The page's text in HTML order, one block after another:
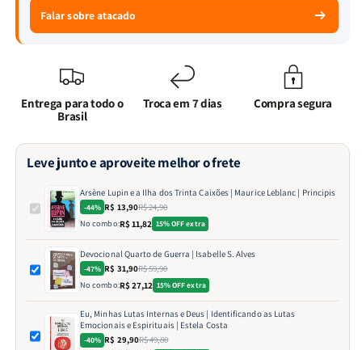
Falar sobre atacado
Entrega para todo o
Brasil
Troca em 7 dias Compra segura
Leve junto e aproveite melhor o frete
Arsène Lupin e a Ilha dos Trinta Caixões | Maurice Leblanc | Principis
-44% R$ 13,90R$ 24,90
No combo:R$ 11,82 15% OFF extra
Devocional Quarto de Guerra | Isabelle S. Alves
-47% R$ 31,90R$ 59,90
No combo:R$ 27,12 15% OFF extra
Eu, Minhas Lutas Internas e Deus | Identificando as Lutas
Emocionais e Espirituais | Estela Costa
-40% R$ 29,90R$ 49,80